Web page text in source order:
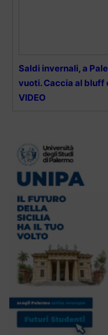
Saldi invernali, a
vuoti. Caccia al bluff
VIDEO